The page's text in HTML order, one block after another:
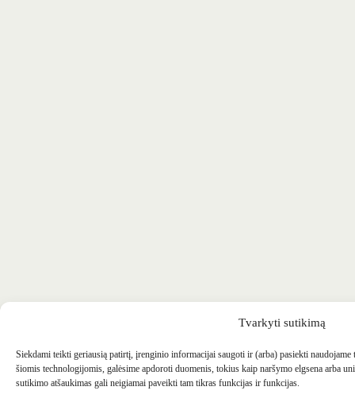
Tvarkyti sutikimą
Siekdami teikti geriausią patirtį, įrenginio informacijai saugoti ir (arba) pasiekti
šiomis technologijomis, galėsime apdoroti duomenis, tokius kaip naršymo elgsena arba
sutikimo atšaukimas gali neigiamai paveikti tam tikras funkcijas ir funkcijas.